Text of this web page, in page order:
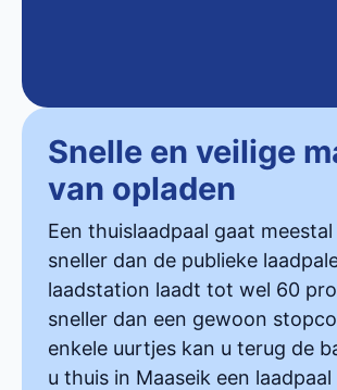
Snelle en veilige
van opladen
Een thuislaadpaal gaat
sneller dan de publieke
laadstation laadt tot wel 60
sneller dan een gewoon
enkele uurtjes kan u terug de
u thuis in Maaseik een laadpaal